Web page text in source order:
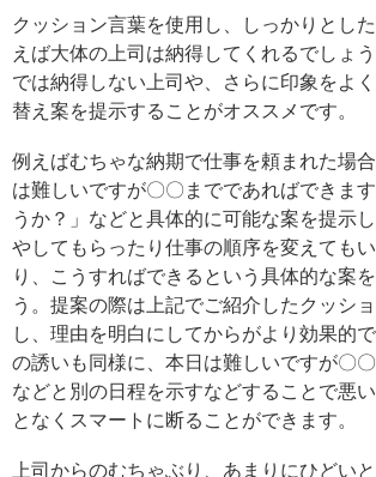
クッション言葉を使用し、しっかりとし
えば大体の上司は納得してくれるでしょ
では納得しない上司や、さらに印象をよ
替え案を提示することがオススメです。
例えばむちゃな納期で仕事を頼まれた場
は難しいですが〇〇までであればできま
うか？」などと具体的に可能な案を提示
やしてもらったり仕事の順序を変えても
り、こうすればできるという具体的な案
う。提案の際は上記でご紹介したクッシ
し、理由を明白にしてからがより効果的
の誘いも同様に、本日は難しいですが〇〇
などと別の日程を示すなどすることで悪
となくスマートに断ることができます。
上司からのむちゃぶり、あまりにひどい